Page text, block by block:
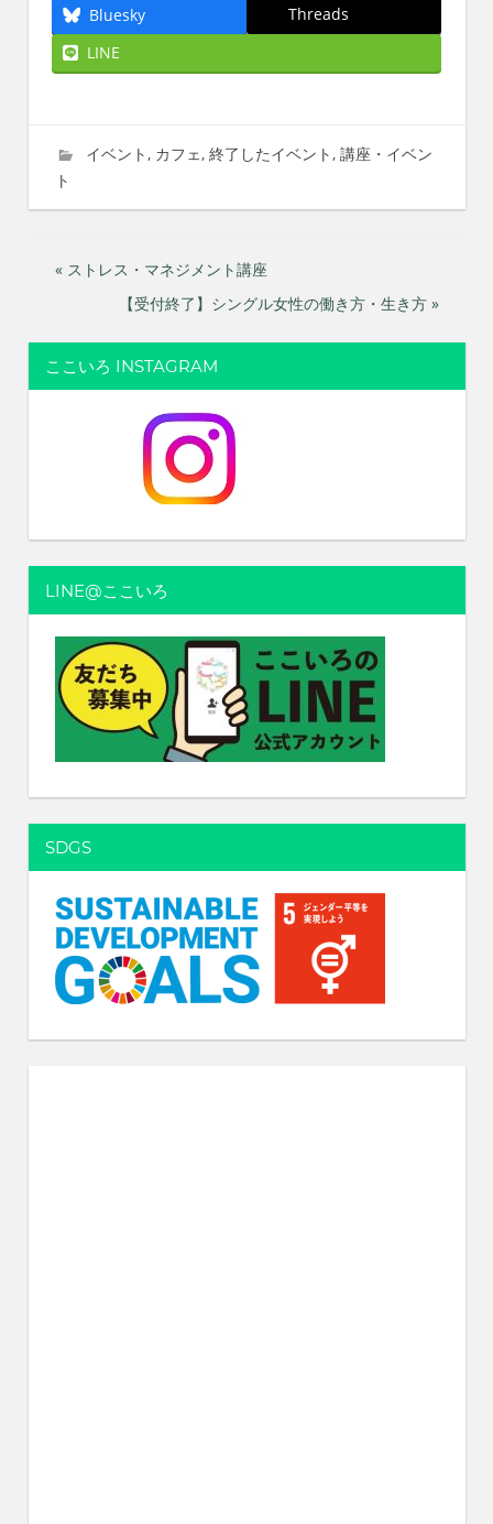
Bluesky
Threads
LINE
2024年8月27日
imati
イベント, カフェ, 終了したイベント, 講座・イベン
ト
投
ナ
シ
ョ
ン
« ストレス・マネジメント講座
【受付終了】シングル女性の働き方・生き方 »
ここいろ INSTAGRAM
LINE@ここいろ
SDGS